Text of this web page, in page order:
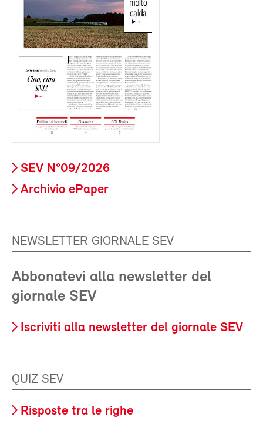
SEV N°09/2026
Archivio ePaper
NEWSLETTER GIORNALE SEV
Abbonatevi alla newsletter del
giornale SEV
Iscriviti alla newsletter del giornale SEV
QUIZ SEV
Risposte tra le righe